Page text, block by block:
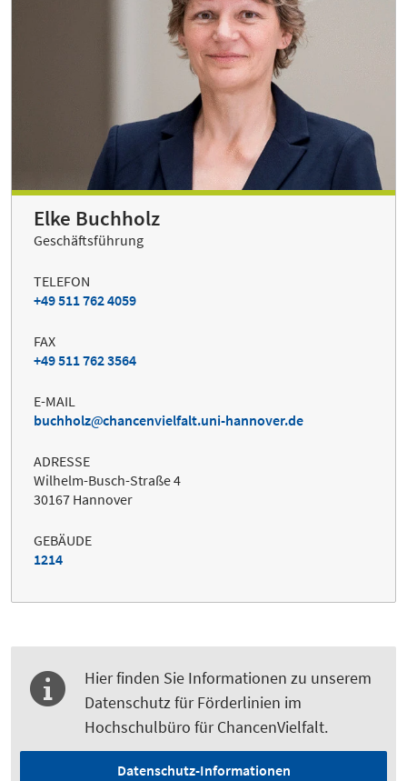
Elke Buchholz
Geschäftsführung
TELEFON
+49 511 762 4059
FAX
+49 511 762 3564
E-MAIL
buchholz
chancenvielfalt.uni-hannover.de
ADRESSE
Wilhelm-Busch-Straße 4
30167 Hannover
GEBÄUDE
1214
Hier finden Sie Informationen zu unserem
Datenschutz für Förderlinien im
Hochschulbüro für ChancenVielfalt.
Datenschutz-Informationen